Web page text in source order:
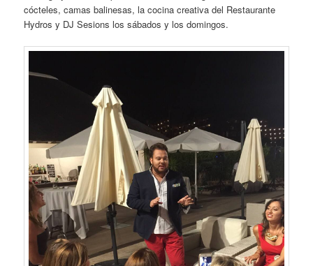
cócteles, camas balinesas, la cocina creativa del Restaurante
Hydros y DJ Sesions los sábados y los domingos.